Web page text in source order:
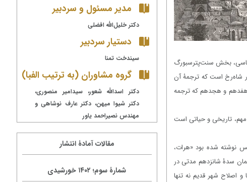
بخش سنت‌پترسبورگ
شاه‌رخ است که ترجمۀ آن
هفدهم و هجدهمکه ترجمه
تاریخی و حیاتی است
نوشته شده بود «هرات،
سدۀ شانزدهم مدتی در
و اصلاح شهر قدیم نه ‌تنها
مدیر مسئول و سردبیر
دکتر خلیل‌الله افضلی
دستیار سردبیر
سیندخت تمنا
گروه مشاوران (به ترتیب الفبا)
دکتر اسدالله شعور، سیدامیر منصوری،
دکتر شیوا میهن، دکتر عارف نوشاهی و
مهندس نصیراحمد یاور
مقالات آمادۀ انتشار
شمارۀ سوم؛ ۱۴۰۲ خورشیدی